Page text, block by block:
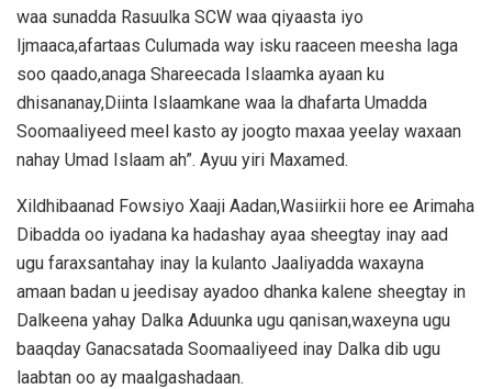
waa sunadda Rasuulka SCW waa qiyaasta iyo
Ijmaaca,afartaas Culumada way isku raaceen meesha laga
soo qaado,anaga Shareecada Islaamka ayaan ku
dhisananay,Diinta Islaamkane waa la dhafarta Umadda
Soomaaliyeed meel kasto ay joogto maxaa yeelay waxaan
nahay Umad Islaam ah”. Ayuu yiri Maxamed.
Xildhibaanad Fowsiyo Xaaji Aadan,Wasiirkii hore ee Arimaha
Dibadda oo iyadana ka hadashay ayaa sheegtay inay aad
ugu faraxsantahay inay la kulanto Jaaliyadda waxayna
amaan badan u jeedisay ayadoo dhanka kalene sheegtay in
Dalkeena yahay Dalka Aduunka ugu qanisan,waxeyna ugu
baaqday Ganacsatada Soomaaliyeed inay Dalka dib ugu
laabtan oo ay maalgashadaan.